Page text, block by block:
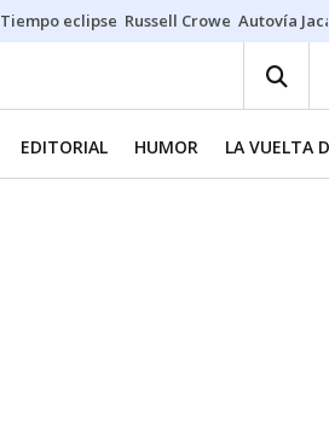
Tiempo eclipse Russell Crowe Autovía Jaca
EDITORIAL HUMOR LA VUELTA